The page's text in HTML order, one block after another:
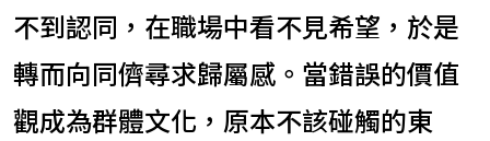
不到認同，在職場中看不見希望，於是
轉而向同儕尋求歸屬感。當錯誤的價值
觀成為群體文化，原本不該碰觸的東